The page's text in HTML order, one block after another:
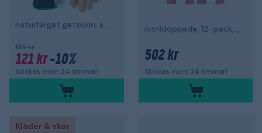
naturfärgat getskinn, svart/brun
135 kr
121 kr-10%
Skickas inom 24 timmar!
nitrildoppade, 12-pack, CL1/A
502 kr
Skickas inom 24 timmar!
Kläder & skor